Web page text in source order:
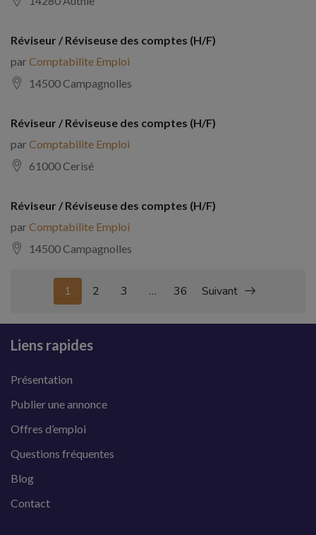
Réviseur / Réviseuse des comptes (H/F)
parComptabilite Emploi
14500 Campagnolles
Réviseur / Réviseuse des comptes (H/F)
parComptabilite Emploi
61000 Cerisé
Réviseur / Réviseuse des comptes (H/F)
parComptabilite Emploi
14500 Campagnolles
1 2 3 … 36 Suivant
Liens rapides
Présentation
Publier une annonce
Offres d’emploi
Questions fréquentes
Blog
Contact